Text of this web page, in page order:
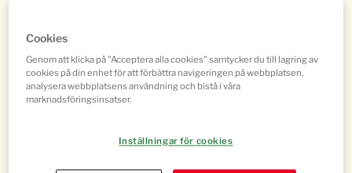
Stekt ryggbiff i tärningar med
Cookies
Genom att klicka på "Acceptera alla cookies" samtycker du till lagring av
cookies på din enhet för att förbättra navigeringen på webbplatsen,
analysera webbplatsens användning och bistå i våra
marknadsföringsinsatser.
Inställningar för cookies